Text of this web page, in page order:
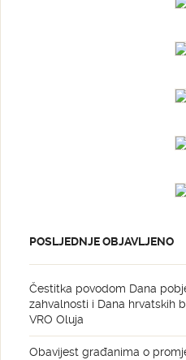
POSLJEDNJE OBJAVLJENO
Čestitka povodom Dana
zahvalnosti i Dana hrvatskih
VRO Oluja
Obavijest građanima o